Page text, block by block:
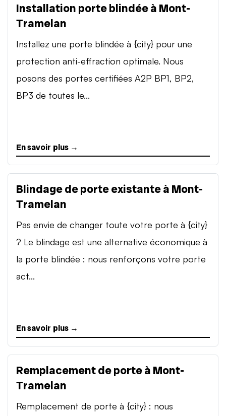
Installation porte blindée à Mont-
Tramelan
Installez une porte blindée à {city} pour une
protection anti-effraction optimale. Nous
posons des portes certifiées A2P BP1, BP2,
BP3 de toutes le...
En savoir plus →
Blindage de porte existante à Mont-
Tramelan
Pas envie de changer toute votre porte à {city}
? Le blindage est une alternative économique à
la porte blindée : nous renforçons votre porte
act...
En savoir plus →
Remplacement de porte à Mont-
Tramelan
Remplacement de porte à {city} : nous